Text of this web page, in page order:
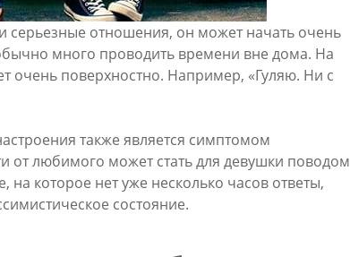
серьезные отношения, он может начать очень
много проводить времени вне дома. На
очень поверхностно. Например, «Гуляю. Ни с
также является симптомом
от любимого может стать для девушки поводом
на которое нет уже несколько часов ответы,
состояние.